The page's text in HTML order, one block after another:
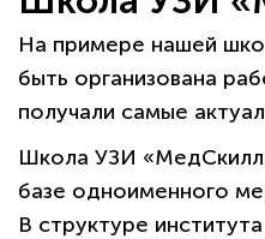
На примере нашей
быть организована
получали самые
Школа УЗИ
базе одноименного
В структуре